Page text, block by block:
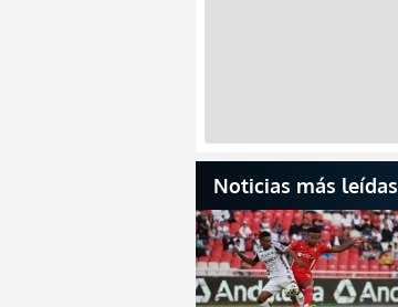
Noticias más leídas